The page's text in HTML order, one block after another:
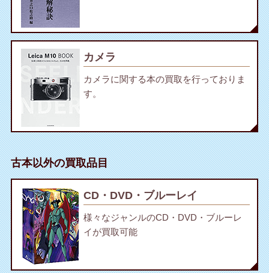
カメラ
カメラに関する本の買取を行っておりま
す。
古本以外の買取品目
CD・DVD・ブルーレイ
様々なジャンルのCD・DVD・ブルーレ
イが買取可能